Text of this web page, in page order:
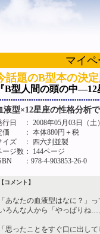
マイ
話題のB型本の決
『B型人間の頭の中―12
液型×12星座の性格分析
行日
： 2008年05月03日（土
価
： 本体880円＋税
イズ
： 四六判並製
ージ数： 144ページ
：978-4-903853-26-0
【コメント】
「あなたの血液型はなに？」
ろんな人から「やっぱりね…
「思ったことをすぐ口に出し